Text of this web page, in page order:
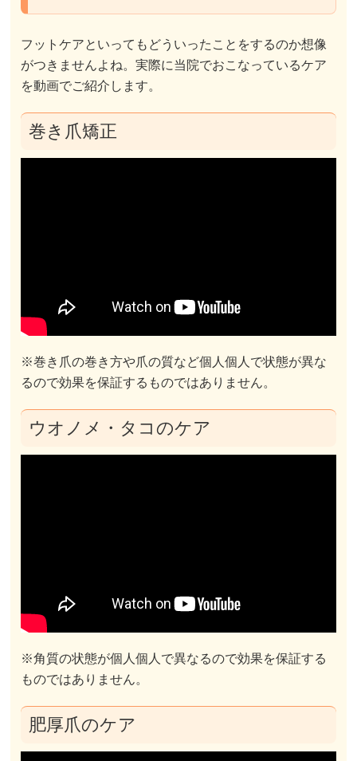
フットケアといってもどういったことをするのか想像
がつきませんよね。実際に当院でおこなっているケア
を動画でご紹介します。
巻き爪矯正
※巻き爪の巻き方や爪の質など個人個人で状態が異な
るので効果を保証するものではありません。
ウオノメ・タコのケア
※角質の状態が個人個人で異なるので効果を保証する
ものではありません。
肥厚爪のケア